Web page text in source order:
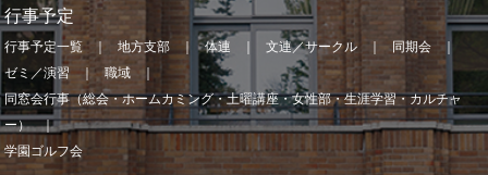
行事予定
行事予定一覧 地方支部 体連 文連／サークル
同期会
ゼミ／演習
職域
同窓会行事（総会・ホームカミング・土曜講座・女性部・生涯学習・カルチャ
ー）
学園ゴルフ会